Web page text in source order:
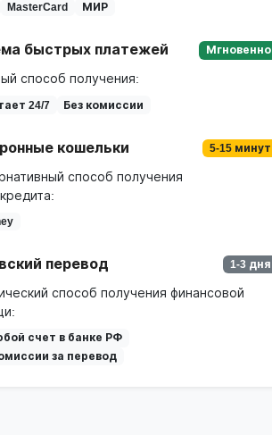
MasterCard МИР
быстрых платежей Мгновенно
способ получения:
24/7 Без комиссии
кошельки 5-15 минут
способ получения
перевод 1-3 дня
способ получения финансовой
счет в банке РФ
за перевод